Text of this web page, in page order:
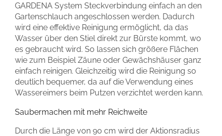
GARDENA System Steckverbindung einfach an den
Gartenschlauch angeschlossen werden. Dadurch
wird eine effektive Reinigung ermöglicht, da das
Wasser über den Stiel direkt zur Bürste kommt, wo
es gebraucht wird. So lassen sich größere Flächen
wie zum Beispiel Zäune oder Gewächshäuser ganz
einfach reinigen. Gleichzeitig wird die Reinigung so
deutlich bequemer, da auf die Verwendung eines
Wassereimers beim Putzen verzichtet werden kann.
Saubermachen mit mehr Reichweite
Durch die Länge von 90 cm wird der Aktionsradius